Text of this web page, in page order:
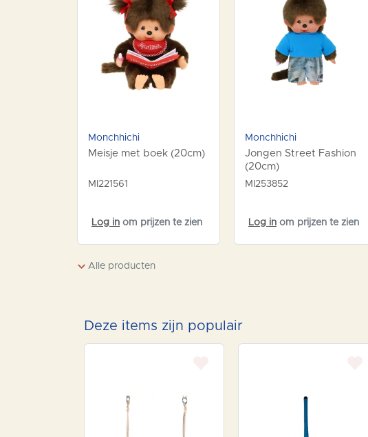
Monchhichi
Meisje met boek (20cm)
MI221561
Log in om prijzen te zien
Monchhichi
Jongen Street Fashion
(20cm)
MI253852
Log in om prijzen te zien
Alle producten
Deze items zijn populair